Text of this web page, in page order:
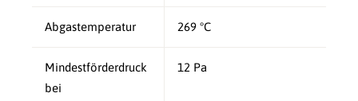
Abgastemperatur 269 °C
Mindestförderdruck
bei
12 Pa